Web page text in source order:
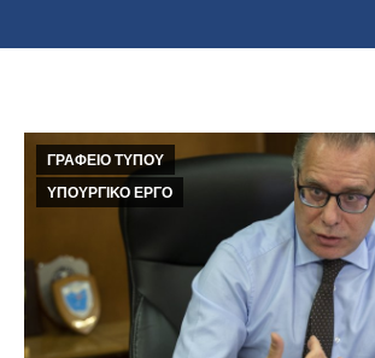
ΓΡΑΦΕΙΟ ΤΥΠΟΥ
ΥΠΟΥΡΓΙΚΟ ΕΡΓΟ